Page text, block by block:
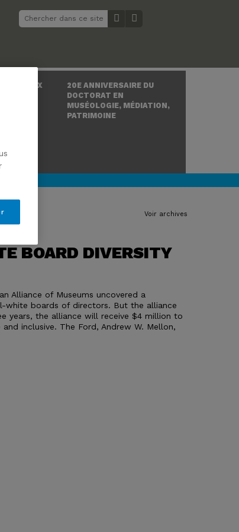
20E ANNIVERSAIRE DU
DOCTORAT EN
MUSÉOLOGIE, MÉDIATION,
PATRIMOINE
Voir archives
BOARD DIVERSITY
Alliance of Museums uncovered a
white boards of directors. But the alliance
years, the alliance will receive $4 million to
inclusive. The Ford, Andrew W. Mellon,